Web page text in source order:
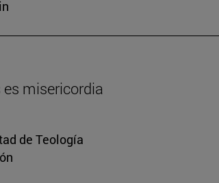
es misericordia
de Teología